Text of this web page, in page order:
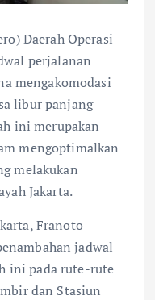
Daerah Operasi
perjalanan
mengakomodasi
libur panjang
ini merupakan
mengoptimalkan
melakukan
Jakarta.
Franoto
jadwal
ini pada rute-rute
dan Stasiun